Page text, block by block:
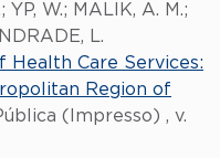
YP, W.; MALIK, A. M.;
L.
Health Care Services:
Region of
(Impresso) , v.